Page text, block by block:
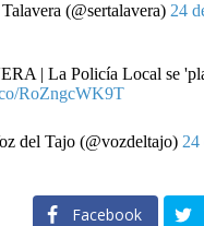
(@sertalavera) 24
| La Policía Local se
RoZngcWK9T
del Tajo (@vozdeltajo) 24
Facebook